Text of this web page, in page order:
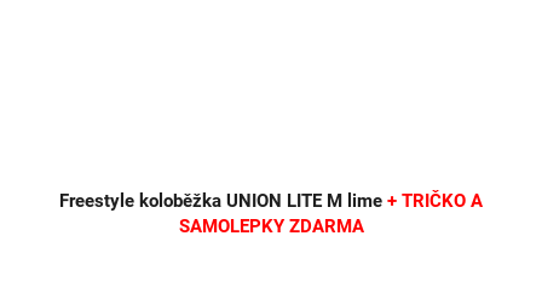
Freestyle koloběžka UNION LITE M lime + TRIČKO A
SAMOLEPKY ZDARMA